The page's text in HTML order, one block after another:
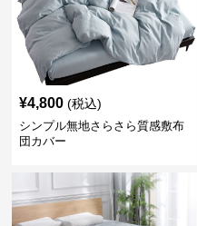
¥4,800 (税込)
シンプル無地さらさら質感敷布
団カバー